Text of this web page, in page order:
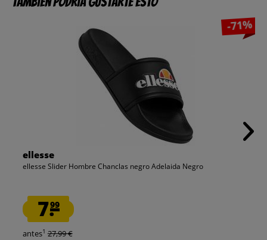
-71%
ellesse
ellesse Slider Hombre Chanclas negro Adelaida Negro
7.99
antes1 27,99 €